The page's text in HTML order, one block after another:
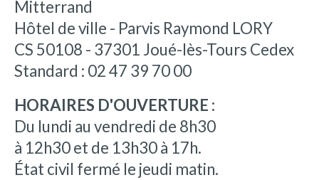
Mitterrand
Hôtel de ville - Parvis Raymond LORY
CS 50108 - 37301 Joué-lès-Tours Cedex
Standard : 02 47 39 70 00
HORAIRES D'OUVERTURE :
Du lundi au vendredi de 8h30
à 12h30 et de 13h30 à 17h.
État civil fermé le jeudi matin.